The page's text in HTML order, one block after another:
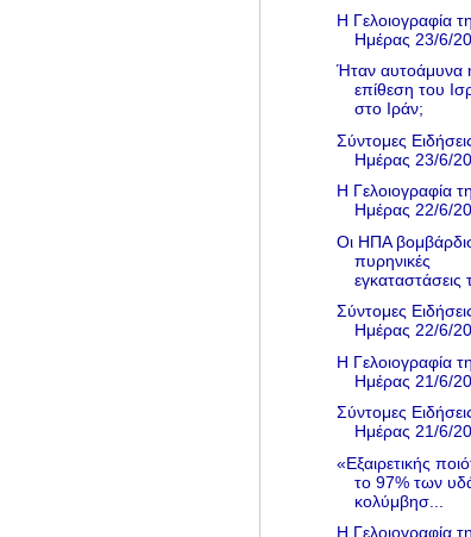
Η Γελοιογραφία
Ημέρας 23/6/
Ήταν αυτοάμυνα
επίθεση του
στο Ιράν;
Σύντομες
Ημέρας 23/6/
Η Γελοιογραφία
Ημέρας 22/6/
Οι ΗΠΑ
πυρηνικές
εγκαταστάσεις
Σύντομες
Ημέρας 22/6/
Η Γελοιογραφία
Ημέρας 21/6/
Σύντομες
Ημέρας 21/6/
«Εξαιρετικής
το 97% των
κολύμβησ...
Η Γελοιογραφία